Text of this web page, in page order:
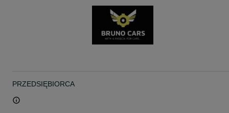
- grill zderzaka przedniego: lewa i prawa strona
- podłużnice/ wzmocnienie ramy
- zderzaki/ mocowania zderzaka
- wkłady lusterek zewnętrznych
- klocki i tarcze hamulcowe
PRZEDSIĘBIORCA